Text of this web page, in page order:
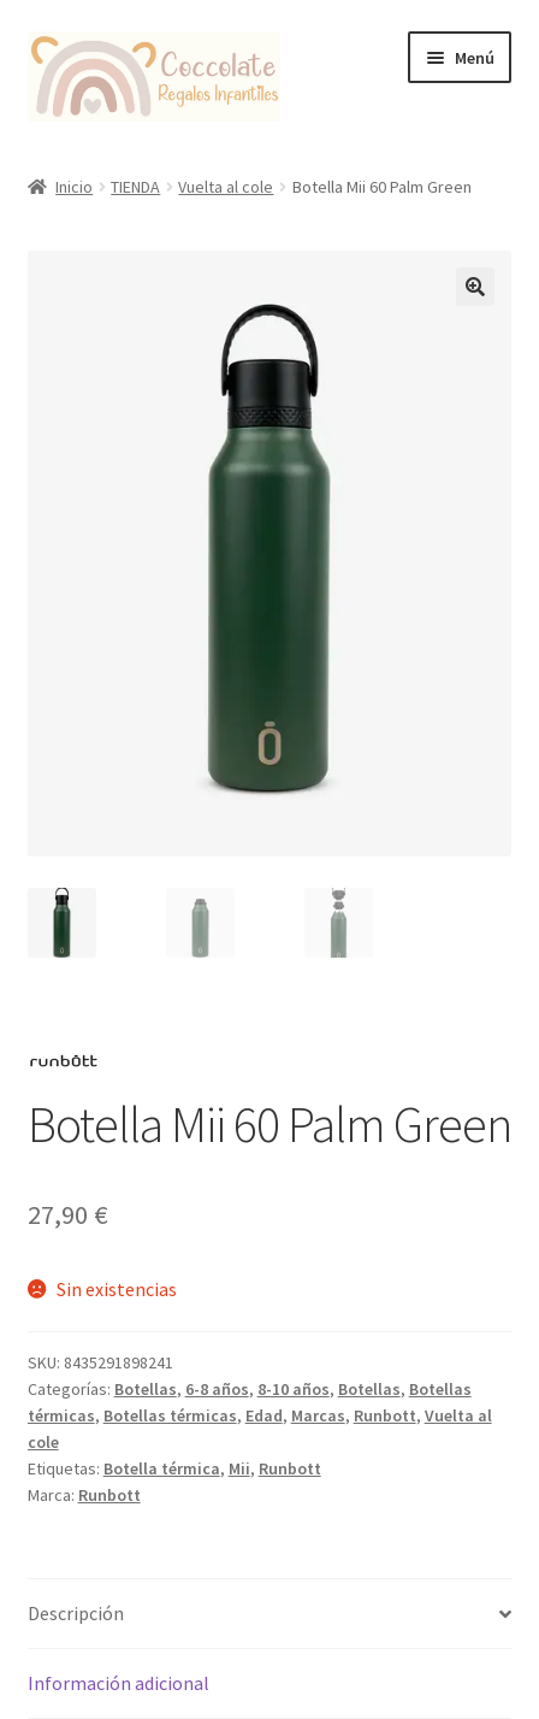
Ir
la
Ir
contenido
Menú
Inicio TIENDA Vuelta al cole Botella Mii 60 Palm Green
Botella Mii 60 Palm Green
27,90 €
Sin existencias
SKU: 8435291898241
Categorías: Botellas, 6-8 años, 8-10 años, Botellas, Botellas
térmicas, Botellas térmicas, Edad, Marcas, Runbott, Vuelta al
cole
Etiquetas: Botella térmica, Mii, Runbott
Marca: Runbott
Descripción
Información adicional